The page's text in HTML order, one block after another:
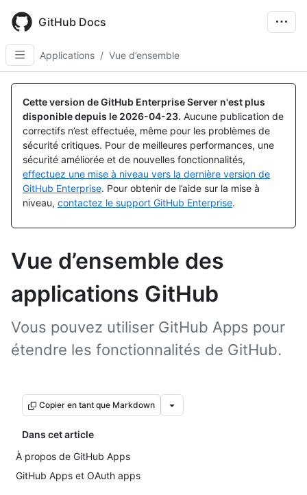
main
content
GitHub Docs
Applications / Vue d’ensemble
Cette version de GitHub Enterprise Server n'est plus
disponible depuis le 2026-04-23. Aucune publication de
correctifs n’est effectuée, même pour les problèmes de
sécurité critiques. Pour de meilleures performances, une
sécurité améliorée et de nouvelles fonctionnalités,
effectuez une mise à niveau vers la dernière version de
GitHub Enterprise. Pour obtenir de l’aide sur la mise à
niveau, contactez le support GitHub Enterprise.
Vue d’ensemble des
applications GitHub
Vous pouvez utiliser GitHub Apps pour
étendre les fonctionnalités de GitHub.
Copier en tant que Markdown
Dans cet article
À propos de GitHub Apps
GitHub Apps et OAuth apps